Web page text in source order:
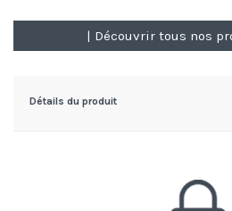
| Découvrir tous nos
Détails du produit